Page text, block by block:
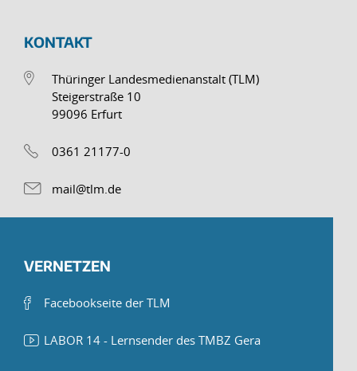
KONTAKT
Thüringer Landesmedienanstalt (TLM)
Steigerstraße 10
99096 Erfurt
0361 21177-0
mail@tlm.de
VERNETZEN
Facebookseite der TLM
LABOR 14 - Lernsender des TMBZ Gera